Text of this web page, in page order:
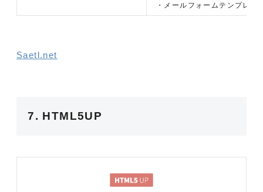
・メールフォームテンプレー
Saetl.net
7. HTML5UP